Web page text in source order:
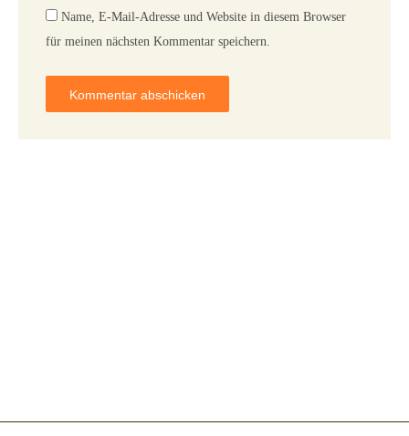
Name, E-Mail-Adresse und Website in diesem Browser
für meinen nächsten Kommentar speichern.